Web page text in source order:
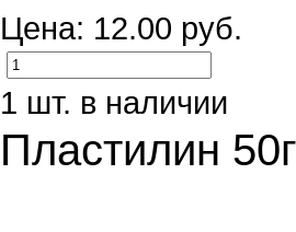
Цена: 12.00 руб.
1 шт. в наличии
Пластилин